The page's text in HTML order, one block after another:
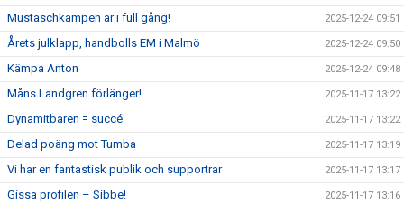
Mustaschkampen är i full gång! 2025-12-24 09:51
Årets julklapp, handbolls EM i Malmö 2025-12-24 09:50
Kämpa Anton 2025-12-24 09:48
Måns Landgren förlänger! 2025-11-17 13:22
Dynamitbaren = succé 2025-11-17 13:22
Delad poäng mot Tumba 2025-11-17 13:19
Vi har en fantastisk publik och supportrar 2025-11-17 13:17
Gissa profilen – Sibbe! 2025-11-17 13:16